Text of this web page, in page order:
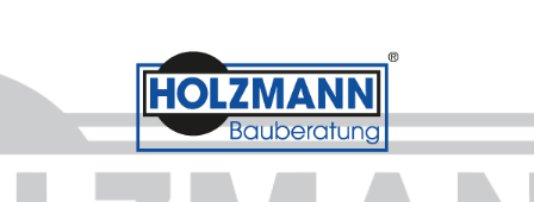
primary
navigation
main
content
primary
sidebar
footer